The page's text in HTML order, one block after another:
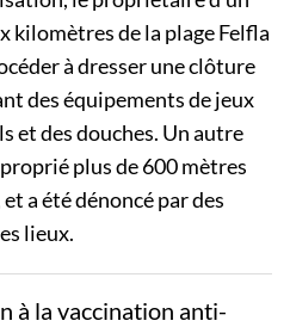
kilomètres de la plage Felfla
à dresser une clôture
des équipements de jeux
et des douches. Un autre
plus de 600 mètres
a été dénoncé par des
lieux.
à la vaccination anti-